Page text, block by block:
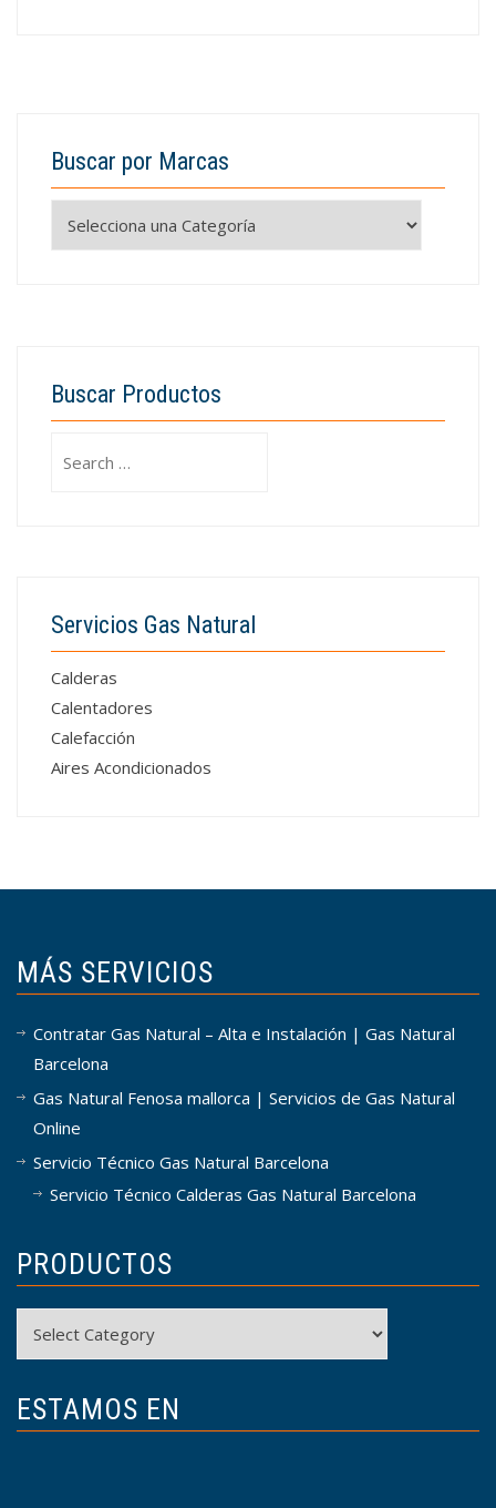
Buscar por Marcas
Buscar Productos
for:
Servicios Gas Natural
Calderas
Calentadores
Calefacción
Aires Acondicionados
MÁS SERVICIOS
Contratar Gas Natural – Alta e Instalación | Gas Natural
Barcelona
Gas Natural Fenosa mallorca | Servicios de Gas Natural
Online
Servicio Técnico Gas Natural Barcelona
Servicio Técnico Calderas Gas Natural Barcelona
PRODUCTOS
ESTAMOS EN